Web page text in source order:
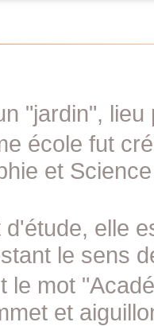
"jardin", lieu
école fut
et
elle
le sens
le mot
et